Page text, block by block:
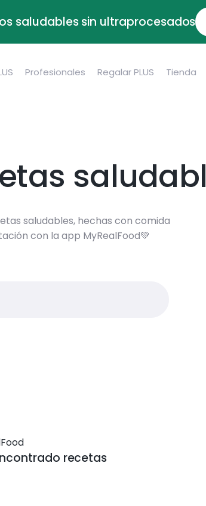
saludables sin ultraprocesados
Profesionales Regalar PLUS Tienda
saludables, hechas con comida
con la app MyRealFood💚
recetas